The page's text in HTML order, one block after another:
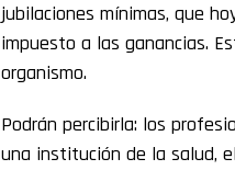
jubilaciones mínimas, que
impuesto a las ganancias.
organismo.
Podrán percibirla: los
una institución de la salud,